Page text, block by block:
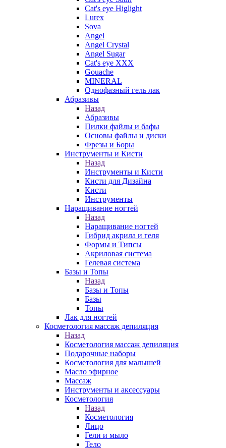
Cat's eye Higlight
Lurex
Sova
Angel
Angel Crystal
Angel Sugar
Cat's eye XXX
Gouache
MINERAL
Однофазный гель лак
Абразивы
Назад
Абразивы
Пилки файлы и бафы
Основы файлы и диски
Фрезы и Боры
Инструменты и Кисти
Назад
Инструменты и Кисти
Кисти для Дизайна
Кисти
Инструменты
Наращивание ногтей
Назад
Наращивание ногтей
Гибрид акрила и геля
Формы и Типсы
Акриловая система
Гелевая система
Базы и Топы
Назад
Базы и Топы
Базы
Топы
Лак для ногтей
Косметология массаж депиляция
Назад
Косметология массаж депиляция
Подарочные наборы
Косметология для малышей
Масло эфирное
Массаж
Инструменты и аксессуары
Косметология
Назад
Косметология
Лицо
Гели и мыло
Тело